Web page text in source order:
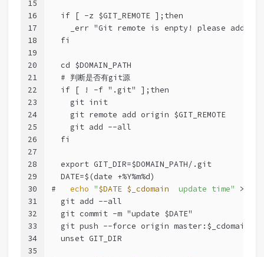
15
16
17
18
19
20
21
22
23
24
25
26
27
28
29
30
31
32
33
34
35
  if [ -z $GIT_REMOTE ];then
_err "Git remote is enpty! please add
  fi
  cd $DOMAIN_PATH
  #
判断是否有git源
  if [ ! -f ".git" ];then
    git init
    git remote add origin $GIT_REMOTE
    git add --all
  fi
  export GIT_DIR=$DOMAIN_PATH/.git
  DATE=$(date +%Y%m%d)
#
echo "$DATE $_cdomain
  update time"
>>
  git add --all
  git commit -m "update $DATE"
  git push --force origin master:$_cdomain
  unset GIT_DIR